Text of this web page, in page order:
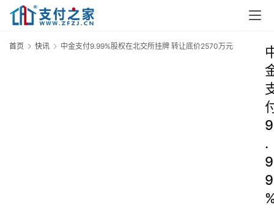
首页 快讯 中金支付9.99%股权在北交所挂牌 转让底价2570万元
9
.
9
9